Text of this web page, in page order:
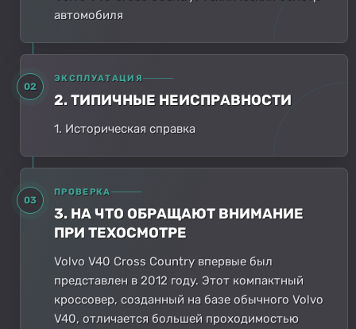
автомобиля
02
ЭКСПЛУАТАЦИЯ
2. ТИПИЧНЫЕ НЕИСПРАВНОСТИ
1. Историческая справка
03
ПРОВЕРКА
3. НА ЧТО ОБРАЩАЮТ ВНИМАНИЕ
ПРИ ТЕХОСМОТРЕ
Volvo V40 Cross Country впервые был
представлен в 2012 году. Этот компактный
кроссовер, созданный на базе обычного Volvo
V40, отличается большей проходимостью